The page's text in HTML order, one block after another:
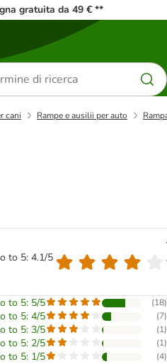
gratuita da 49 € **
cani Rampe e ausilii per auto
to 5: 4.1/5
to 5: 5/5 (18)
to 5: 4/5 (7)
to 5: 3/5 (1)
to 5: 2/5 (1)
to 5: 1/5 (4)